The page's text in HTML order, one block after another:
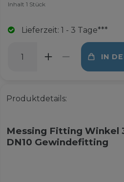
Inhalt 1 Stück
Lieferzeit: 1 - 3 Tage***
IN
Produktdetails:
Messing Fitting Winkel
DN10 Gewindefitting